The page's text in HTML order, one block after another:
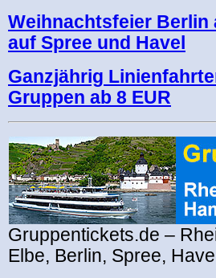
Weihnachtsfeier Berlin
auf Spree und Havel
Ganzjährig
Gruppen ab 8 EUR
Gruppentickets.de –
Elbe, Berlin, Spree, Havel